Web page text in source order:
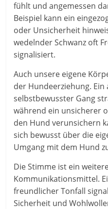
fühlt und angemessen
Beispiel kann ein
oder Unsicherheit
wedelnder Schwanz oft
signalisiert.
Auch unsere eigene
der Hundeerziehung.
selbstbewusster Gang
während ein unsicherer
den Hund verunsichern
sich bewusst über die
Umgang mit dem Hund
Die Stimme ist ein
Kommunikationsmittel.
freundlicher Tonfall
Sicherheit und